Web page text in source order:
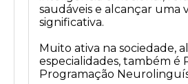
saudáveis e alcançar uma
significativa.
Muito ativa na sociedade,
especialidades, também é
Programação